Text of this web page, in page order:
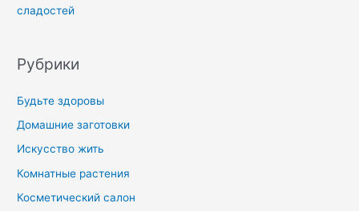
сладостей
Рубрики
Будьте здоровы
Домашние заготовки
Искусство жить
Комнатные растения
Косметический салон